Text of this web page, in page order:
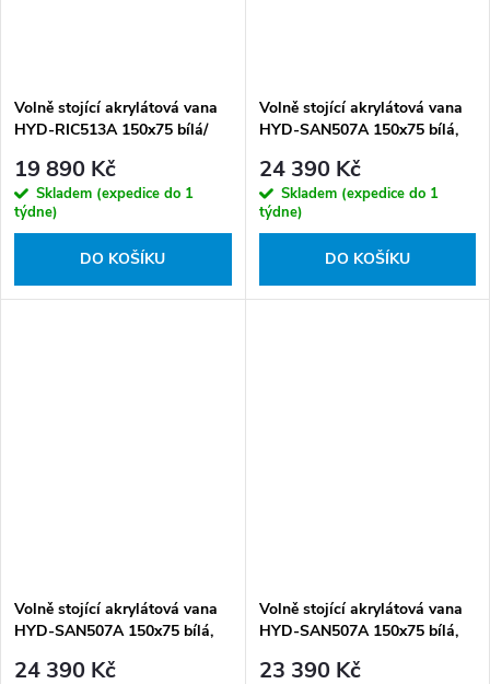
Volně stojící akrylátová vana
HYD-RIC513A 150x75 bílá/
chrom
19 890 Kč
Skladem (expedice do 1
týdne)
DO KOŠÍKU
Volně stojící akrylátová vana
HYD-SAN507A 150x75 bílá,
24 390 Kč
Skladem (expedice do 1
týdne)
DO KOŠÍKU
Volně stojící akrylátová vana
HYD-SAN507A 150x75 bílá,
24 390 Kč
Volně stojící akrylátová vana
HYD-SAN507A 150x75 bílá,
23 390 Kč